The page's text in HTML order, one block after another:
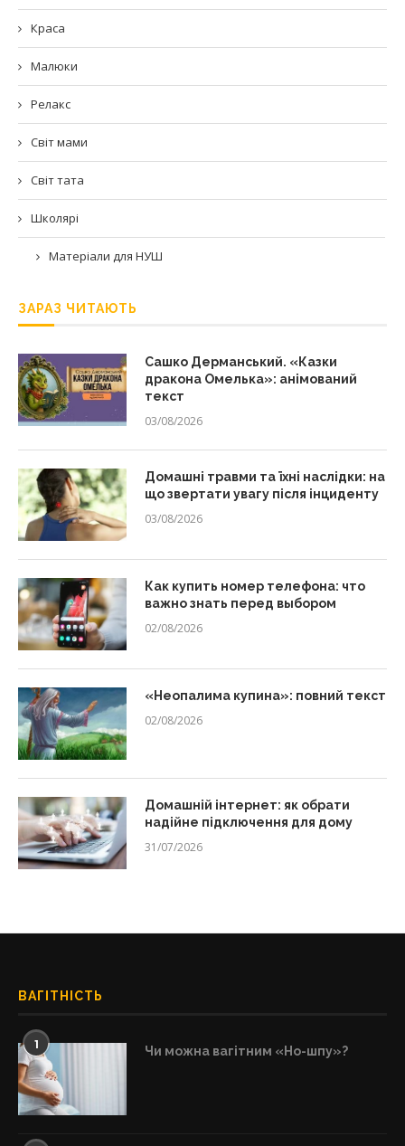
Краса
Малюки
Релакс
Світ мами
Світ тата
Школярі
Матеріали для НУШ
ЗАРАЗ ЧИТАЮТЬ
Сашко Дерманський. «Казки
дракона Омелька»: анімований
текст
03/08/2026
Домашні травми та їхні наслідки: на
що звертати увагу після інциденту
03/08/2026
Как купить номер телефона: что
важно знать перед выбором
02/08/2026
«Неопалима купина»: повний текст
02/08/2026
Домашній інтернет: як обрати
надійне підключення для дому
31/07/2026
ВАГІТНІСТЬ
1 Чи можна вагітним «Но-шпу»?